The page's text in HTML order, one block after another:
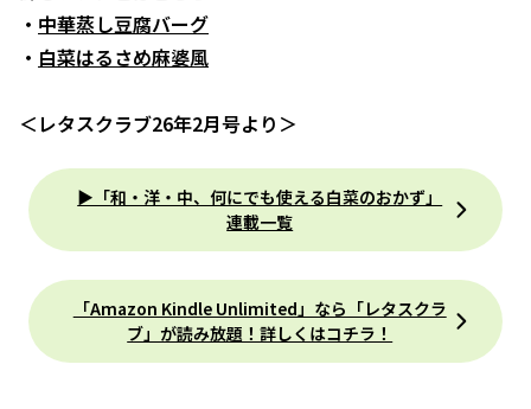
・ 中華蒸し豆腐バーグ
・ 白菜はるさめ麻婆風
＜レタスクラブ26年2月号より＞
▶「和・洋・中、何にでも使える白菜のおかず」
連載一覧
「Amazon Kindle Unlimited」なら「レタスクラ
ブ」が読み放題！詳しくはコチラ！